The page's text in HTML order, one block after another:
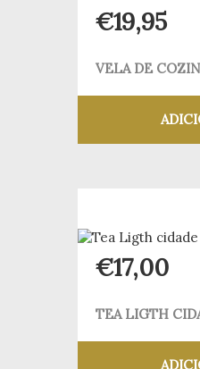
€19,95
VELA DE
€17,00
TEA LIGTH